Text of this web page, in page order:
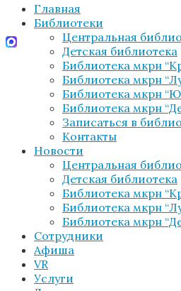
Главная
Библиотеки
Центральная
Детская библиотека
Библиотека мкрн
Библиотека мкрн
Библиотека мкрн
Библиотека мкрн
Записаться в
Контакты
Новости
Центральная
Детская библиотека
Библиотека мкрн
Библиотека мкрн
Библиотека мкрн
Сотрудники
Афиша
VR
Услуги